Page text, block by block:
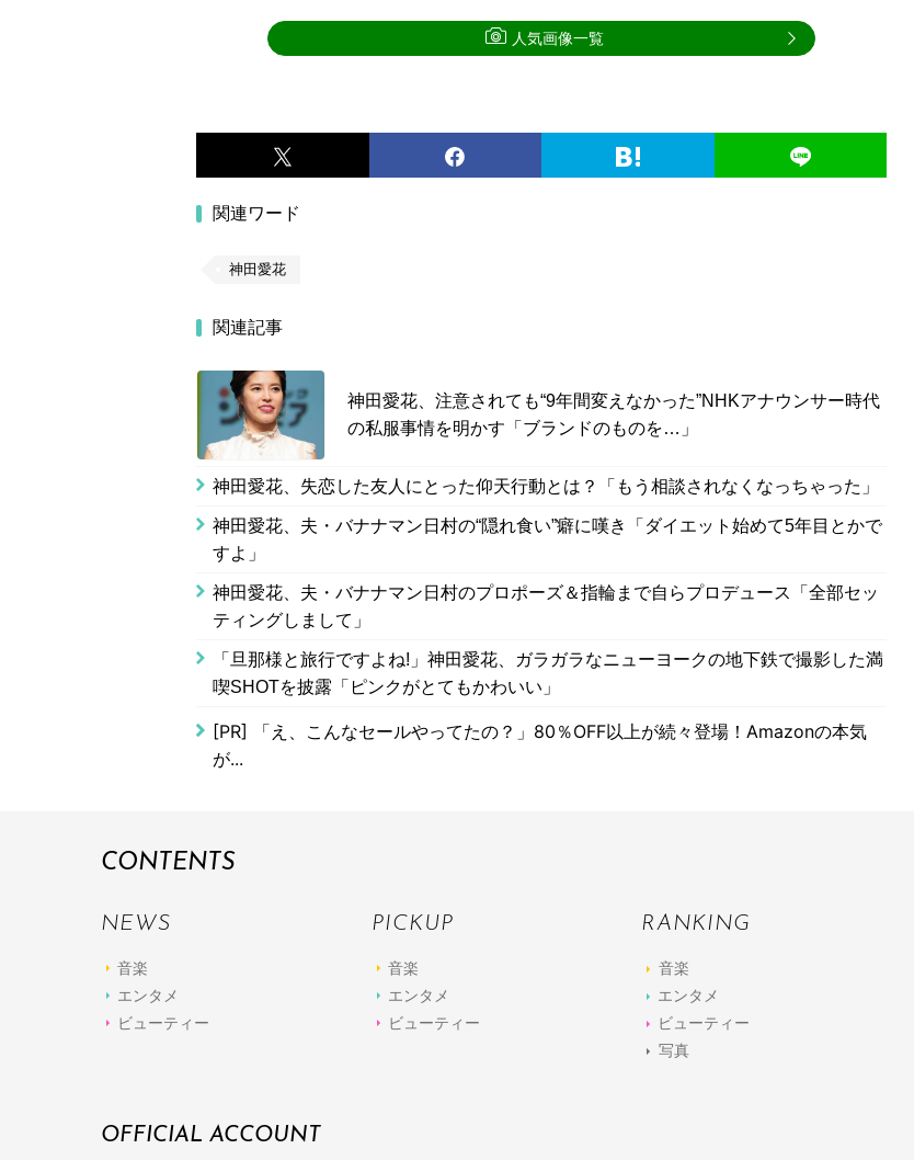
関連ワード
神田愛花
関連記事
神田愛花、注意されても“9年間変えなかった”NHKアナウンサー時代
の私服事情を明かす「ブランドのものを…」
神田愛花、失恋した友人にとった仰天行動とは？「もう相談されなくなっちゃった」
神田愛花、夫・バナナマン日村の“隠れ食い”癖に嘆き「ダイエット始めて5年目とかで
すよ」
神田愛花、夫・バナナマン日村のプロポーズ＆指輪まで自らプロデュース「全部セッ
ティングしまして」
「旦那様と旅行ですよね!」神田愛花、ガラガラなニューヨークの地下鉄で撮影した満
喫SHOTを披露「ピンクがとてもかわいい」
[PR] 「え、こんなセールやってたの？」80％OFF以上が続々登場！Amazonの本気
が...
人気画像一覧
CONTENTS
NEWS
音楽
エンタメ
ビューティー
PICKUP
音楽
エンタメ
ビューティー
RANKING
音楽
エンタメ
ビューティー
写真
OFFICIAL ACCOUNT